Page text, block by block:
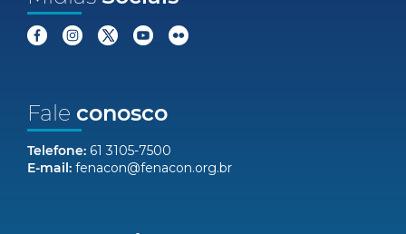
Fale conosco
Telefone: 61 3105-7500
E-mail: fenacon@fenacon.org.br